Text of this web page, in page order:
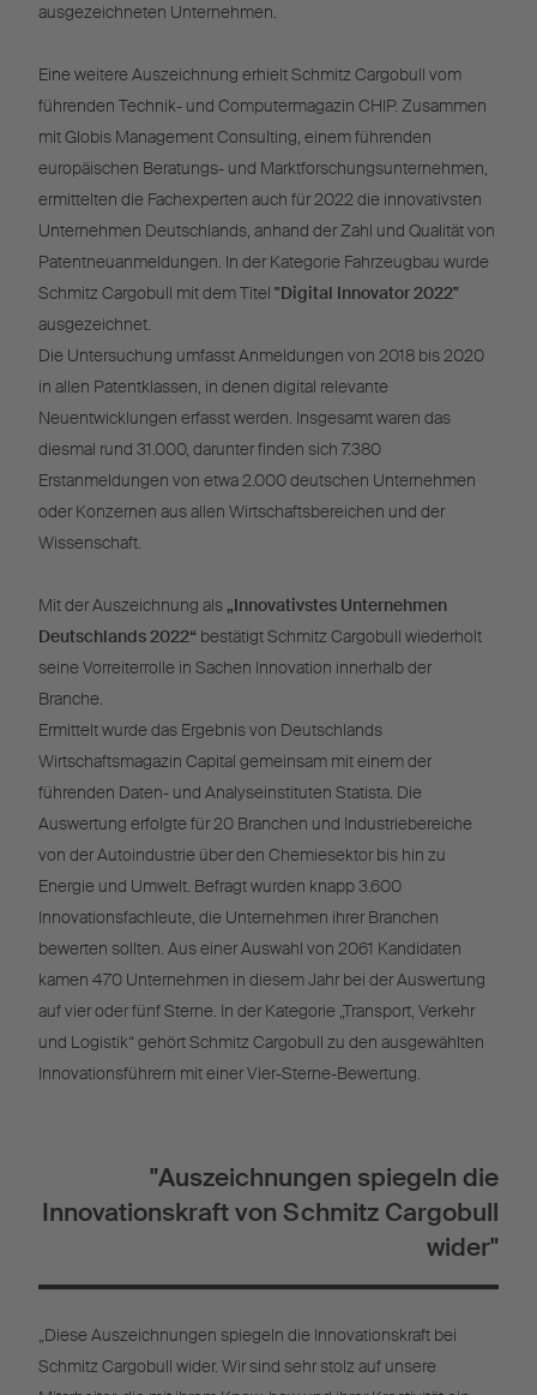
ausgezeichneten Unternehmen.
Eine weitere Auszeichnung erhielt Schmitz Cargobull vom
führenden Technik- und Computermagazin CHIP. Zusammen
mit Globis Management Consulting, einem führenden
europäischen Beratungs- und Marktforschungsunternehmen,
ermittelten die Fachexperten auch für 2022 die innovativsten
Unternehmen Deutschlands, anhand der Zahl und Qualität von
Patentneuanmeldungen. In der Kategorie Fahrzeugbau wurde
Schmitz Cargobull mit dem Titel "Digital Innovator 2022"
ausgezeichnet.
Die Untersuchung umfasst Anmeldungen von 2018 bis 2020
in allen Patentklassen, in denen digital relevante
Neuentwicklungen erfasst werden. Insgesamt waren das
diesmal rund 31.000, darunter finden sich 7.380
Erstanmeldungen von etwa 2.000 deutschen Unternehmen
oder Konzernen aus allen Wirtschaftsbereichen und der
Wissenschaft.
Mit der Auszeichnung als „Innovativstes Unternehmen
Deutschlands 2022“ bestätigt Schmitz Cargobull wiederholt
seine Vorreiterrolle in Sachen Innovation innerhalb der
Branche.
Ermittelt wurde das Ergebnis von Deutschlands
Wirtschaftsmagazin Capital gemeinsam mit einem der
führenden Daten- und Analyseinstituten Statista. Die
Auswertung erfolgte für 20 Branchen und Industriebereiche
von der Autoindustrie über den Chemiesektor bis hin zu
Energie und Umwelt. Befragt wurden knapp 3.600
Innovationsfachleute, die Unternehmen ihrer Branchen
bewerten sollten. Aus einer Auswahl von 2061 Kandidaten
kamen 470 Unternehmen in diesem Jahr bei der Auswertung
auf vier oder fünf Sterne. In der Kategorie „Transport, Verkehr
und Logistik“ gehört Schmitz Cargobull zu den ausgewählten
Innovationsführern mit einer Vier-Sterne-Bewertung.
"Auszeichnungen spiegeln die
Innovationskraft von Schmitz Cargobull
wider"
„Diese Auszeichnungen spiegeln die Innovationskraft bei
Schmitz Cargobull wider. Wir sind sehr stolz auf unsere